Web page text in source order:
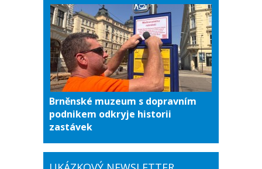
Brněnské muzeum s dopravním
podnikem odkryje historii
zastávek